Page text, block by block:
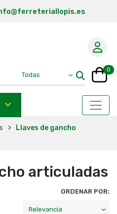
0
Llaves de gancho
articuladas
ORDENAR POR: